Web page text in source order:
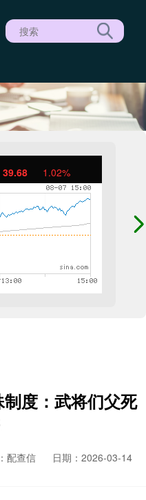
39.68 1.02%
度：武将们父死
配查信
日期：2026-03-14